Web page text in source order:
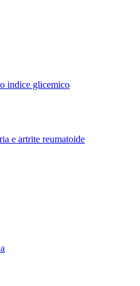
indice glicemico
e artrite reumatoide